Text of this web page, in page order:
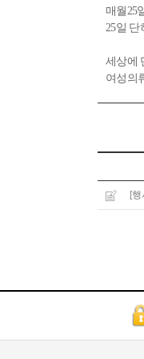
매월25
25일 단
세상에
여성의
[행